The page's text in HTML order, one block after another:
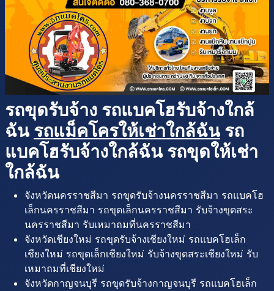
รถขุดรับจ้าง รถแบคโฮรับจ้างใกล้
ฉัน รถแม็คโครให้เช่าใกล้ฉัน รถ
แบคโฮรับจ้างใกล้ฉัน รถขุดให้เช่า
ใกล้ฉัน
จังหวัดนครราชสีมา รถขุดรับจ้างนครราชสีมา รถแบคโฮ
เล็กนครราชสีมา รถขุดเล็กนครราชสีมา รับจ้างขุดสระ
นครราชสีมา รับเหมาถมที่นครราชสีมา
จังหวัดเชียงใหม่ รถขุดรับจ้างเชียงใหม่ รถแบคโฮเล็ก
เชียงใหม่ รถขุดเล็กเชียงใหม่ รับจ้างขุดสระเชียงใหม่ รับ
เหมาถมที่เชียงใหม่
จังหวัดกาญจนบุรี รถขุดรับจ้างกาญจนบุรี รถแบคโฮเล็ก